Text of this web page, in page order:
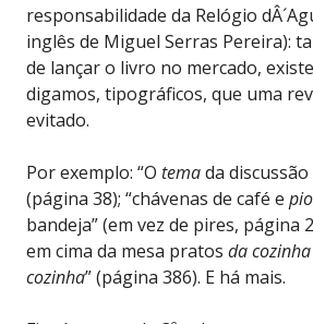
responsabilidade da Relógio
inglês de Miguel Serras Pereira):
de lançar o livro no mercado,
digamos, tipográficos, que uma
evitado.
Por exemplo: “O temada discussão
(página 38); “chávenas de café e
bandeja” (em vez de pires, página
em cima da mesa pratos da cozinha
cozinha” (página 386). E há mais.